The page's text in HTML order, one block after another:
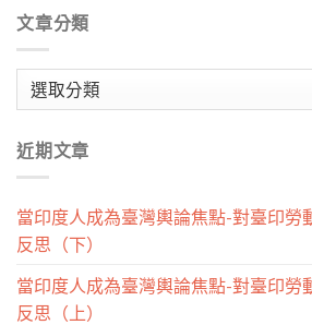
文章分類
章
類
近期文章
當印度人成為臺灣輿論焦點-對臺印勞
反思（下）
當印度人成為臺灣輿論焦點-對臺印勞
反思（上）